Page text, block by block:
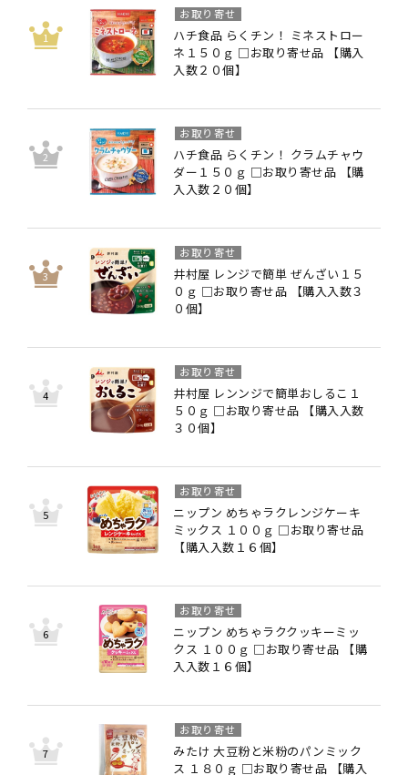
ハチ食品 らくチン！ ミネストロー
ネ１５０ｇ □お取り寄せ品 【購入
入数２０個】
お取り寄せ
ハチ食品 らくチン！ クラムチャウ
ダー１５０ｇ □お取り寄せ品 【購
入入数２０個】
お取り寄せ
井村屋 レンジで簡単 ぜんざい１５
０ｇ □お取り寄せ品 【購入入数３
０個】
お取り寄せ
井村屋 レンンジで簡単おしるこ１
５０ｇ □お取り寄せ品 【購入入数
３０個】
お取り寄せ
ニップン めちゃラクレンジケーキ
ミックス １００ｇ □お取り寄せ品
【購入入数１６個】
お取り寄せ
ニップン めちゃラククッキーミッ
クス １００ｇ □お取り寄せ品 【購
入入数１６個】
お取り寄せ
みたけ 大豆粉と米粉のパンミック
ス １８０ｇ □お取り寄せ品 【購入
お取り寄せ